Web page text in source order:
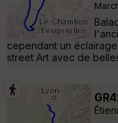
cependant un
street Art avec de